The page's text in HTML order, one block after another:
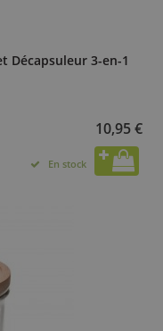
Décapsuleur 3-en-1
10,95 €
En stock